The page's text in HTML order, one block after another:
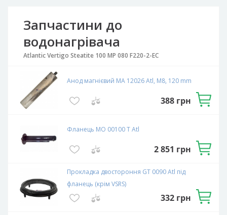
Запчастини до
водонагрівача
Atlantic Vertigo Steatite 100 MP 080 F220-2-EC
Анод магнієвий МА 12026 Atl, М8, 120 mm
388грн
Фланець МО 00100 Т Atl
2 851 грн
Прокладка двостороння GT 0090 Atl під
фланець (крім VSRS)
332грн